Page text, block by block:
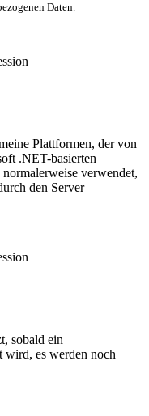
Daten.
Plattformen, der von
.NET-basierten
verwendet,
den Server
sobald ein
wird, es werden noch